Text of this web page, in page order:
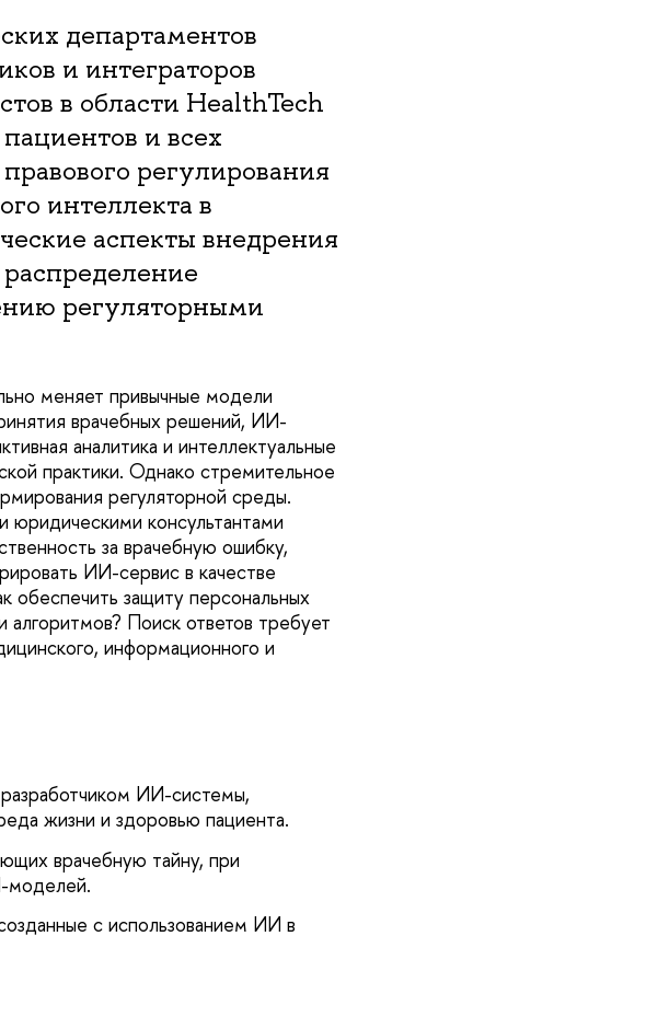
департаментов
и интеграторов
в области HealthTech
и всех
регулирования
интеллекта в
аспекты внедрения
регуляторными
меняет привычные модели
врачебных решений, ИИ-
аналитика и интеллектуальные
практики. Однако стремительное
регуляторной среды.
юридическими консультантами
за врачебную ошибку,
ИИ-сервис в качестве
обеспечить защиту персональных
алгоритмов? Поиск ответов требует
информационного и
ИИ-системы,
жизни и здоровью пациента.
врачебную тайну, при
моделей.
с использованием ИИ в